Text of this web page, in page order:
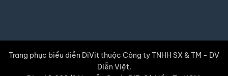
Trang phục biểu diễn DiVit thuộc Công ty TNHH SX & TM - DV
Diễn Việt.